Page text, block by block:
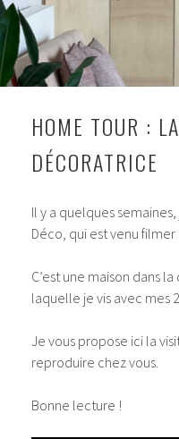
HOME TOUR :
DÉCORATRICE
Il y a quelques
Déco, qui est venu filmer
C’est une maison dans
laquelle je vis avec mes
Je vous propose ici la
reproduire chez vous.
Bonne lecture !